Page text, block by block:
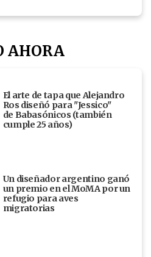
AHORA
El arte de tapa que Alejandro
Ros diseñó para "Jessico"
de Babasónicos (también
cumple 25 años)
Un diseñador argentino ganó
un premio en el MoMA por un
refugio para aves
migratorias